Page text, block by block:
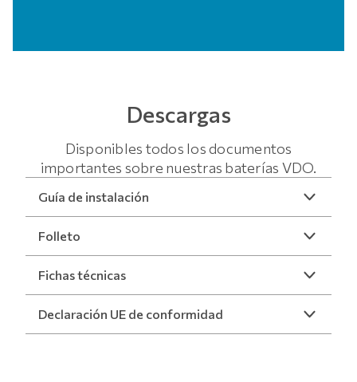
Descargas
Disponibles todos los documentos
importantes sobre nuestras baterías VDO.
Guía de instalación
Folleto
Fichas técnicas
Declaración UE de conformidad